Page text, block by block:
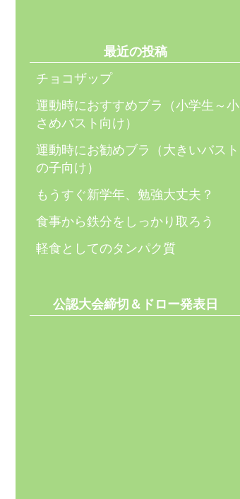
最近の投稿
チョコザップ
運動時におすすめブラ（小学生～小
さめバスト向け）
運動時にお勧めブラ（大きいバスト
の子向け）
もうすぐ新学年、勉強大丈夫？
食事から鉄分をしっかり取ろう
軽食としてのタンパク質
公認大会締切＆ドロー発表日